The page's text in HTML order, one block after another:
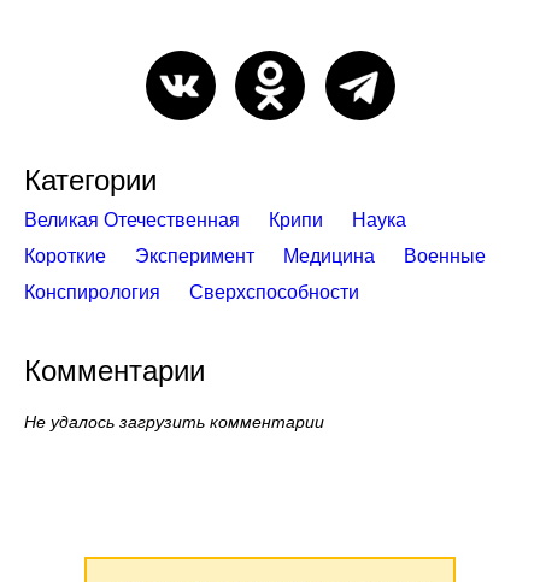
Категории
Великая Отечественная Крипи
Наука
Короткие
Эксперимент Медицина
Военные
Конспирология
Сверхспособности
Комментарии
Не удалось загрузить комментарии